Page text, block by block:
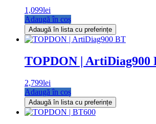
1,099lei
Adaugă în coș
Adaugă în lista cu preferințe
TOPDON | ArtiDiag900
2,799lei
Adaugă în coș
Adaugă în lista cu preferințe